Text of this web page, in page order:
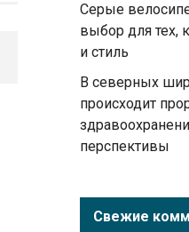
Серые
выбор для тех,
и стиль
В северных
происходит
перспективы
Свежие